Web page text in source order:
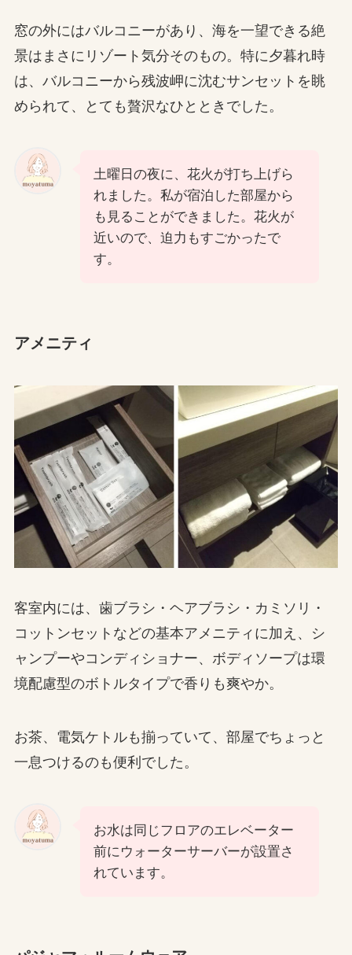
窓の外にはバルコニーがあり、海を一望できる絶
景はまさにリゾート気分そのもの。特に夕暮れ時
は、バルコニーから残波岬に沈むサンセットを眺
められて、とても贅沢なひとときでした。
土曜日の夜に、花火が打ち上げら
れました。私が宿泊した部屋から
も見ることができました。花火が
近いので、迫力もすごかったで
す。
アメニティ
客室内には、歯ブラシ・ヘアブラシ・カミソリ・
コットンセットなどの基本アメニティに加え、シ
ャンプーやコンディショナー、ボディソープは環
境配慮型のボトルタイプで香りも爽やか。
お茶、電気ケトルも揃っていて、部屋でちょっと
一息つけるのも便利でした。
お水は同じフロアのエレベーター
前にウォーターサーバーが設置さ
れています。